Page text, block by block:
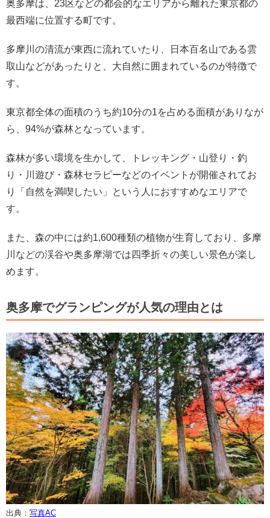
奥多摩は、23区などの都会的なエリアから離れた東京都の
最西端に位置する町です。
多摩川の清流が東西に流れていたり、日本百名山である雲
取山などがあったりと、大自然に囲まれているのが特徴で
す。
東京都全体の面積のうち約10分の1を占める面積がありなが
ら、94%が森林となっています。
森林が多い環境を生かして、トレッキング・山登り・釣
り・川遊び・森林セラピーなどのイベントが開催されてお
り「自然を満喫したい」という人におすすめなエリアで
す。
また、森の中には約1,600種類の植物が生育しており、多摩
川などの渓谷や奥多摩湖では四季折々の美しい景色が楽し
めます。
奥多摩でグランピングが人気の理由とは
出典： 写真AC